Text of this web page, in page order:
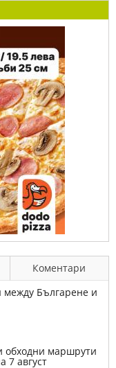
Коментари
между Българене и
обходни маршрути
7 август